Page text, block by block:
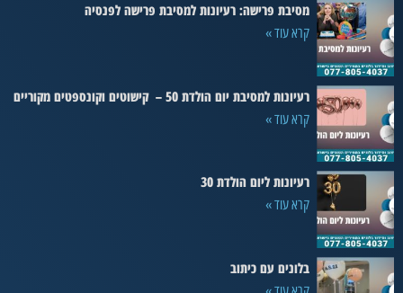
מסיבת פרישה: רעיונות למסיבת פרישה לפנסיה
קרא עוד »
רעיונות למסיבת יום הולדת 50 – קישוטים וקונספטים מקוריים
קרא עוד »
רעיונות ליום הולדת 30
קרא עוד »
בלונים עם כיתוב